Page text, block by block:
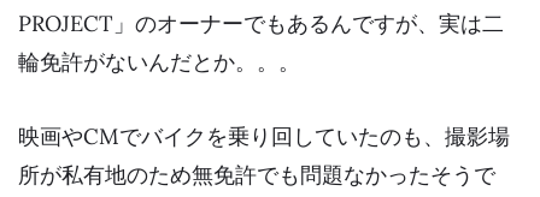
PROJECT」のオーナーでもあるんですが、 実は二
輪免許がないんだとか。。。
映画やCMでバイクを乗り回していたのも、撮影場
所が私有地のため無免許でも問題なかったそうで